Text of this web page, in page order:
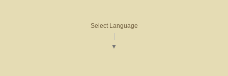
Select Language
▼